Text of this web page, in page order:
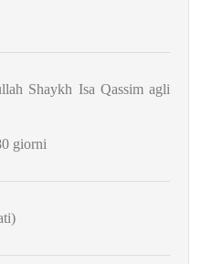
Shaykh Isa Qassim agli
giorni